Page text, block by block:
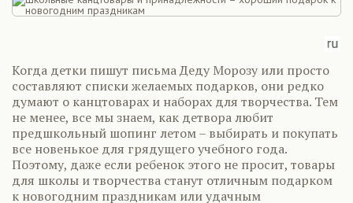
Когда детки пишут письма Деду Морозу или просто
составляют списки желаемых подарков, они редко
думают о канцтоварах и наборах для творчества. Тем
не менее, все мы знаем, как детвора любит
предшкольный шопинг летом – выбирать и покупать
все новенькое для грядущего учебного года.
Поэтому, даже если ребенок этого не просит, товары
для школы и творчества станут отличным подарком
к новогодним праздникам или удачным